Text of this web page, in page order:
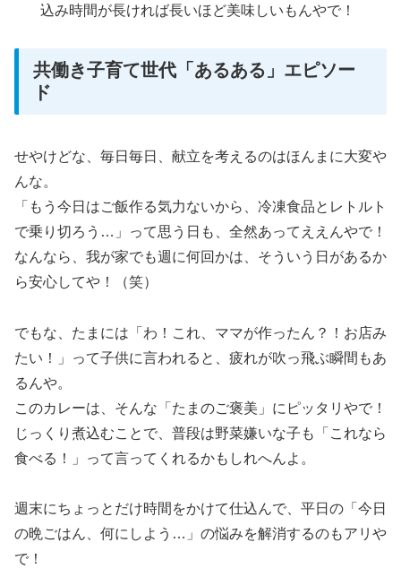
込み時間が長ければ長いほど美味しいもんやで！
共働き子育て世代「あるある」エピソー
ド
せやけどな、毎日毎日、献立を考えるのはほんまに大変や
んな。
「もう今日はご飯作る気力ないから、冷凍食品とレトルト
で乗り切ろう…」って思う日も、全然あってええんやで！
なんなら、我が家でも週に何回かは、そういう日があるか
ら安心してや！（笑）
でもな、たまには「わ！これ、ママが作ったん？！お店み
たい！」って子供に言われると、疲れが吹っ飛ぶ瞬間もあ
るんや。
このカレーは、そんな「たまのご褒美」にピッタリやで！
じっくり煮込むことで、普段は野菜嫌いな子も「これなら
食べる！」って言ってくれるかもしれへんよ。
週末にちょっとだけ時間をかけて仕込んで、平日の「今日
の晩ごはん、何にしよう…」の悩みを解消するのもアリや
で！